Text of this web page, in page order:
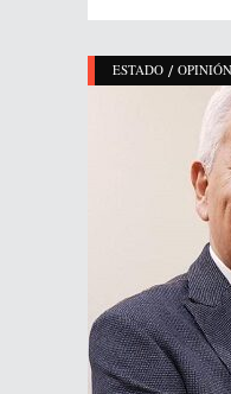
ESTADO / OPINIÓN